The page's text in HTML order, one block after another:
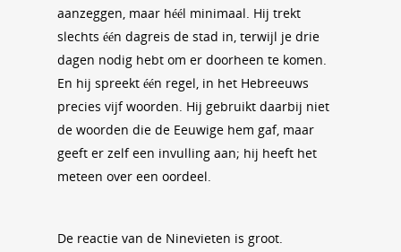
aanzeggen, maar héél minimaal. Hij trekt
slechts één dagreis de stad in, terwijl je drie
dagen nodig hebt om er doorheen te komen.
En hij spreekt één regel, in het Hebreeuws
precies vijf woorden. Hij gebruikt daarbij niet
de woorden die de Eeuwige hem gaf, maar
geeft er zelf een invulling aan; hij heeft het
meteen over een oordeel.
De reactie van de Ninevieten is groot.